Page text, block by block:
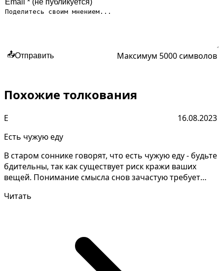
📤Отправить Максимум 5000 символов
Похожие толкования
Е
16.08.2023
Есть чужую еду
В старом соннике говорят, что есть чужую еду - будьте
бдительны, так как существует риск кражи ваших
вещей. Понимание смысла снов зачастую требует
Читать